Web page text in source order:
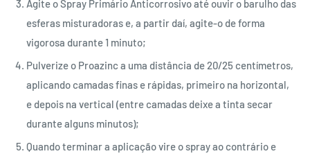
Agite o Spray Primário Anticorrosivo até ouvir o barulho das
esferas misturadoras e, a partir daí, agite-o de forma
vigorosa durante 1 minuto;
Pulverize o Proazinc a uma distância de 20/25 centímetros,
aplicando camadas finas e rápidas, primeiro na horizontal,
e depois na vertical (entre camadas deixe a tinta secar
durante alguns minutos);
Quando terminar a aplicação vire o spray ao contrário e